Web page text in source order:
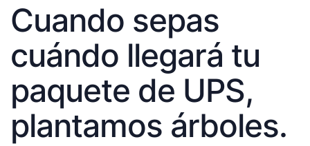
Cuando sepas
cuándo llegará tu
paquete de UPS,
plantamos árboles.